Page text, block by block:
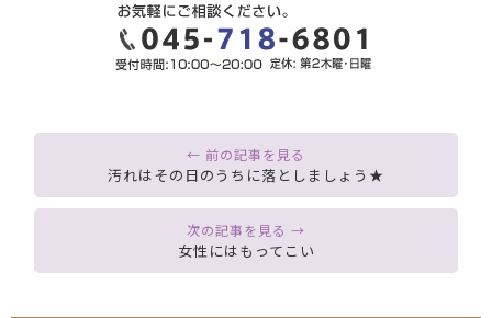
汚れはその日のうちに落としましょう★
女性にはもってこい